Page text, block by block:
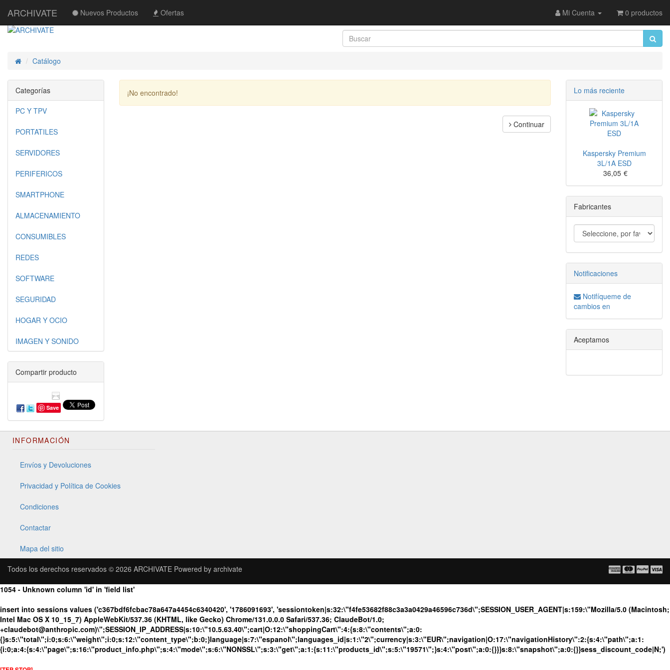
ARCHIVATE Nuevos Productos Ofertas Mi Cuenta 0 productos
InicioCatálogo
¡No encontrado!
Continuar
Categorías
PC Y TPV
PORTATILES
SERVIDORES
PERIFERICOS
SMARTPHONE
ALMACENAMIENTO
CONSUMIBLES
REDES
SOFTWARE
SEGURIDAD
HOGAR Y OCIO
IMAGEN Y SONIDO
Compartir producto
Save
Lo más reciente
Kaspersky Premium
3L/1A ESD
36,05 €
Fabricantes
Notificaciones
Notifíqueme de
cambios en
Aceptamos
INFORMACIÓN
Envíos y Devoluciones
Privacidad y Política de Cookies
Condiciones
Contactar
Mapa del sitio
Todos los derechos reservados © 2026 ARCHIVATE Powered by archivate
1054 - Unknown column 'id' in 'field list'
insert into sessions values ('c367bdf6fcbac78a647a4454c6340420', '1786091693', 'sessiontoken|s:32:\"f4fe53682f88c3a3a0429a46596c736d\";SESSION_USER_AGENT|s:159:\"Mozilla/5.0 (Macintosh;
Intel Mac OS X 10_15_7) AppleWebKit/537.36 (KHTML, like Gecko) Chrome/131.0.0.0 Safari/537.36; ClaudeBot/1.0;
+claudebot@anthropic.com)\";SESSION_IP_ADDRESS|s:10:\"10.5.63.40\";cart|O:12:\"shoppingCart\":4:{s:8:\"contents\";a:0:
{}s:5:\"total\";i:0;s:6:\"weight\";i:0;s:12:\"content_type\";b:0;}language|s:7:\"espanol\";languages_id|s:1:\"2\";currency|s:3:\"EUR\";navigation|O:17:\"navigationHistory\":2:{s:4:\"path\";a:1:
{i:0;a:4:{s:4:\"page\";s:16:\"product_info.php\";s:4:\"mode\";s:6:\"NONSSL\";s:3:\"get\";a:1:{s:11:\"products_id\";s:5:\"19571\";}s:4:\"post\";a:0:{}}}s:8:\"snapshot\";a:0:{}}sess_discount_code|N;')